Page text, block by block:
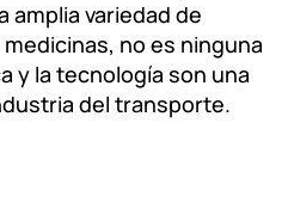
amplia variedad de
no es ninguna
y la tecnología son una
del transporte.